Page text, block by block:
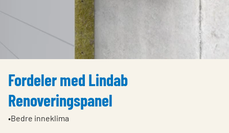
Fordeler med Lindab
Renoveringspanel
•Bedre inneklima